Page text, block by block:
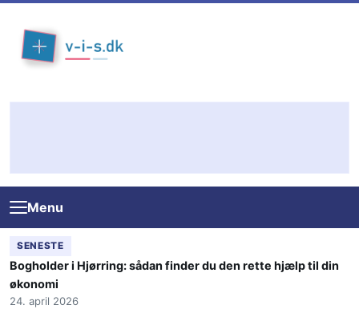
Menu
SENESTE
Bogholder i Hjørring: sådan finder du den rette hjælp til din
økonomi
24. april 2026